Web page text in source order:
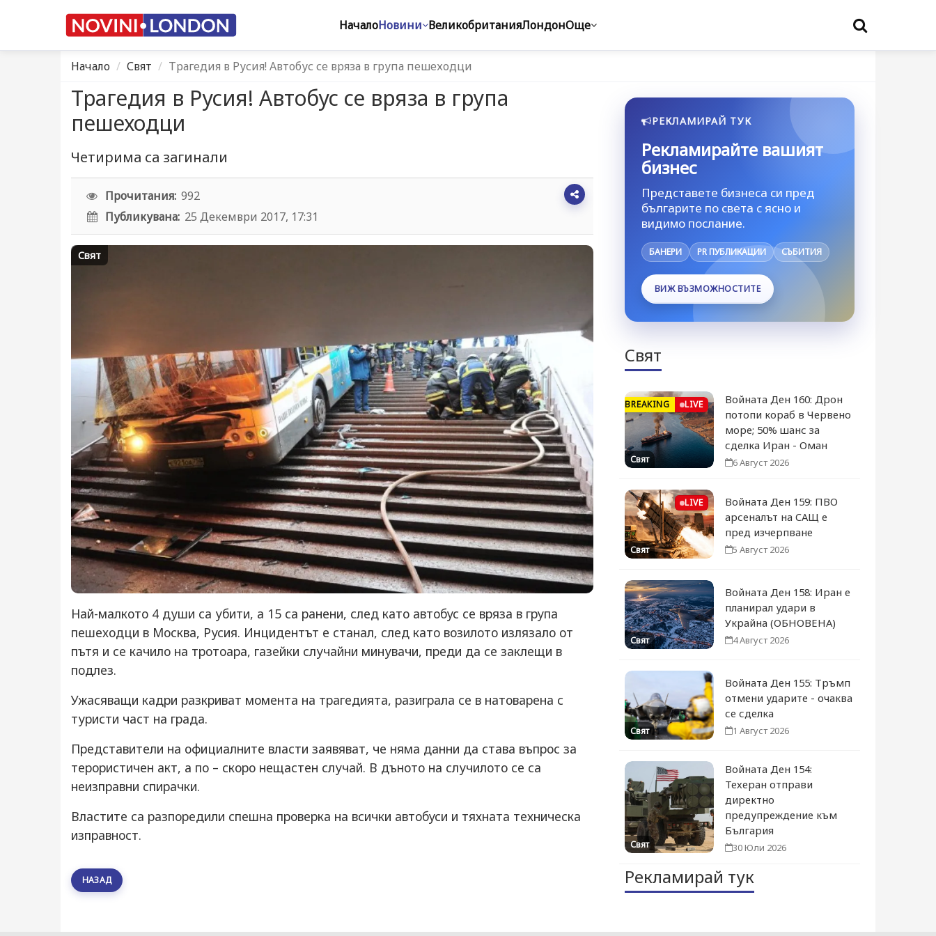
НачалоНовини ВеликобританияЛондонОще
Начало Свят Трагедия в Русия! Автобус се вряза в група пешеходци
Трагедия в Русия! Автобус се вряза в група
пешеходци
Четирима са загинали
Прочитания: 992
Публикувана: 25 Декември 2017, 17:31
Свят
Най-малкото 4 души са убити, а 15 са ранени, след като автобус се вряза в група
пешеходци в Москва, Русия. Инцидентът е станал, след като возилото излязало от
пътя и се качило на тротоара, газейки случайни минувачи, преди да се заклещи в
подлез.
Ужасяващи кадри разкриват момента на трагедията, разиграла се в натоварена с
туристи част на града.
Представители на официалните власти заявяват, че няма данни да става въпрос за
терористичен акт, а по – скоро нещастен случай. В дъното на случилото се са
неизправни спирачки.
Властите са разпоредили спешна проверка на всички автобуси и тяхната техническа
изправност.
НАЗАД
РЕКЛАМИРАЙ ТУК
Рекламирайте вашият
бизнес
Представете бизнеса си пред
българите по света с ясно и
видимо послание.
БАНЕРИ PR ПУБЛИКАЦИИ СЪБИТИЯ
ВИЖ ВЪЗМОЖНОСТИТЕ
Свят
BREAKING LIVE
Свят
Войната Ден 160: Дрон
потопи кораб в Червено
море; 50% шанс за
сделка Иран - Оман
6 Август 2026
LIVE
Свят
Войната Ден 159: ПВО
арсеналът на САЩ е
пред изчерпване
5 Август 2026
Свят
Войната Ден 158: Иран е
планирал удари в
Украйна (ОБНОВЕНА)
4 Август 2026
Свят
Войната Ден 155: Тръмп
отмени ударите - очаква
се сделка
1 Август 2026
Свят
Войната Ден 154:
Техеран отправи
директно
предупреждение към
България
30 Юли 2026
Рекламирай тук